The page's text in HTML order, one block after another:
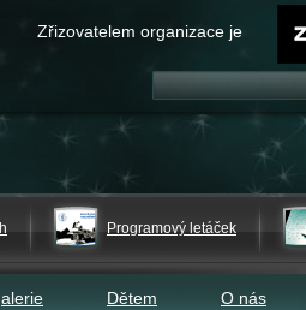
Zřizovatelem organizace je
Programový letáček
Dětem O nás